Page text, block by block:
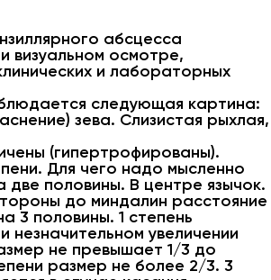
абсцесса
визуальном осмотре,
и лабораторных
следующая картина:
зева. Слизистая рыхлая,
(гипертрофированы).
Для чего надо мысленно
две половины. В центре язычок.
до миндалин расстояние
3 половины. 1 степень
незначительном увеличении
не превышает 1/3 до
размер не более 2/3. 3